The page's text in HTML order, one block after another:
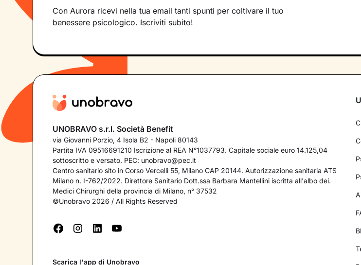
Con Aurora ricevi nella tua email tanti spunti per coltivare il tuo
benessere psicologico. Iscriviti subito!
UNOBRAVO s.r.l. Società Benefit
via Giovanni Porzio, 4 Isola B2 - Napoli 80143
Partita IVA 09516691210 Iscrizione al REA N°1037793. Capitale sociale euro 14.125,04
sottoscritto e versato. PEC: unobravo@pec.it
Centro sanitario sito in Corso Vercelli 55, Milano CAP 20144. Autorizzazione sanitaria ATS
Milano n. I-762/2022. Direttore Sanitario Dott.ssa Barbara Mantellini iscritta all'albo dei.
Medici Chirurghi della provincia di Milano, n° 37532
©Unobravo 2026 / All Rights Reserved
Scarica l'app di Unobravo